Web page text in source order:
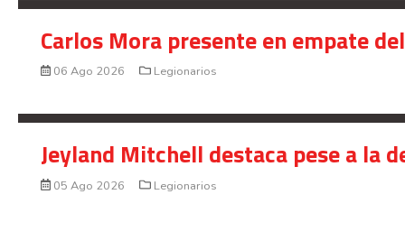
Carlos Mora presente en empate
06 Ago 2026 Legionarios
Jeyland Mitchell destaca pese a la
05 Ago 2026 Legionarios